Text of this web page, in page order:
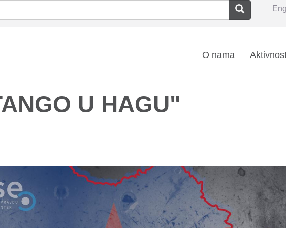
Pretraga
O nama
U HAGU"